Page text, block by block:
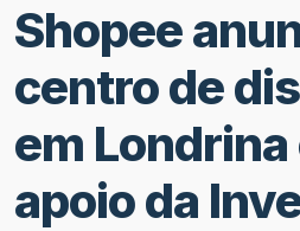
Shopee
centro de
em Londrina
apoio da